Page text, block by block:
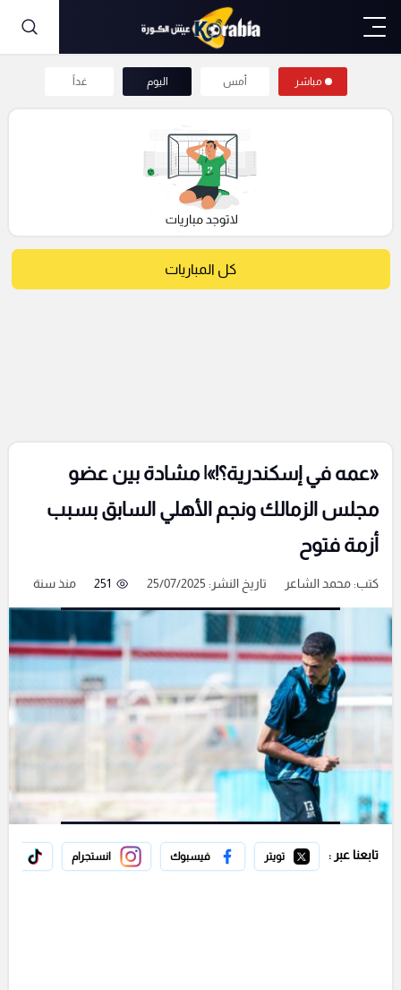
مباشر أمس اليوم غداً
كل المباريات
«عمه في إسكندرية؟!»| مشادة بين عضو
مجلس الزمالك ونجم الأهلي السابق بسبب
أزمة فتوح
كتب:محمد الشاعر تاريخ النشر: 25/07/2025 251 منذ سنة
تابعنا عبر : تويتر فيسبوك انستجرام